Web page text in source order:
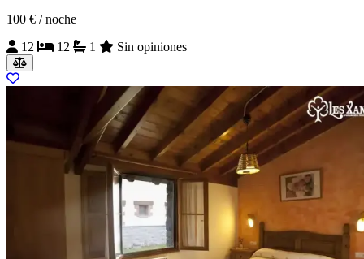
100 € / noche
12
12 1 Sin opiniones